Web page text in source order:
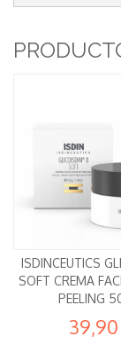
ISDINCEUTICS
SOFT CREMA
PEELING